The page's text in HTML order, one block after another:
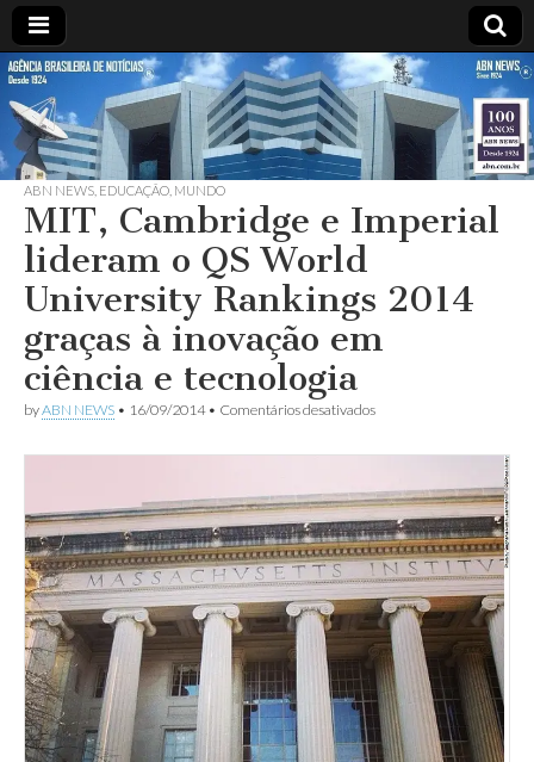
ABN
AGÊNCIA
BRASILEIRA
DE
NOTÍCIAS
DESDE
1924
ABN NEWS EDUCAÇÃO MUNDO
MIT, Cambridge e Imperial
lideram o QS World
University Rankings 2014
graças à inovação em
ciência e tecnologia
byABN NEWS • 16/09/2014• Comentários desativadosem
lideram
o
QS
World
University
Rankings
2014
graças
inovação
em
ciência
e
tecnologia